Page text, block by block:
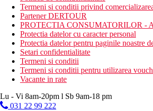
Termeni si conditii privind
Partener DERTOUR
PROTECTIA CONSUMATORILOR -
Protectia datelor cu caracter personal
Protectia datelor pentru paginile noastre
Setari confidentialitate
Termeni si conditii
Termeni si conditii pentru utilizarea
Vacante in rate
Lu - Vi 8am-20pm l Sb 9am-18 pm
031 22 99 222